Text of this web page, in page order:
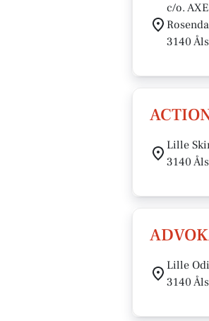
c/o.
3140
Lille
3140
Lille
3140